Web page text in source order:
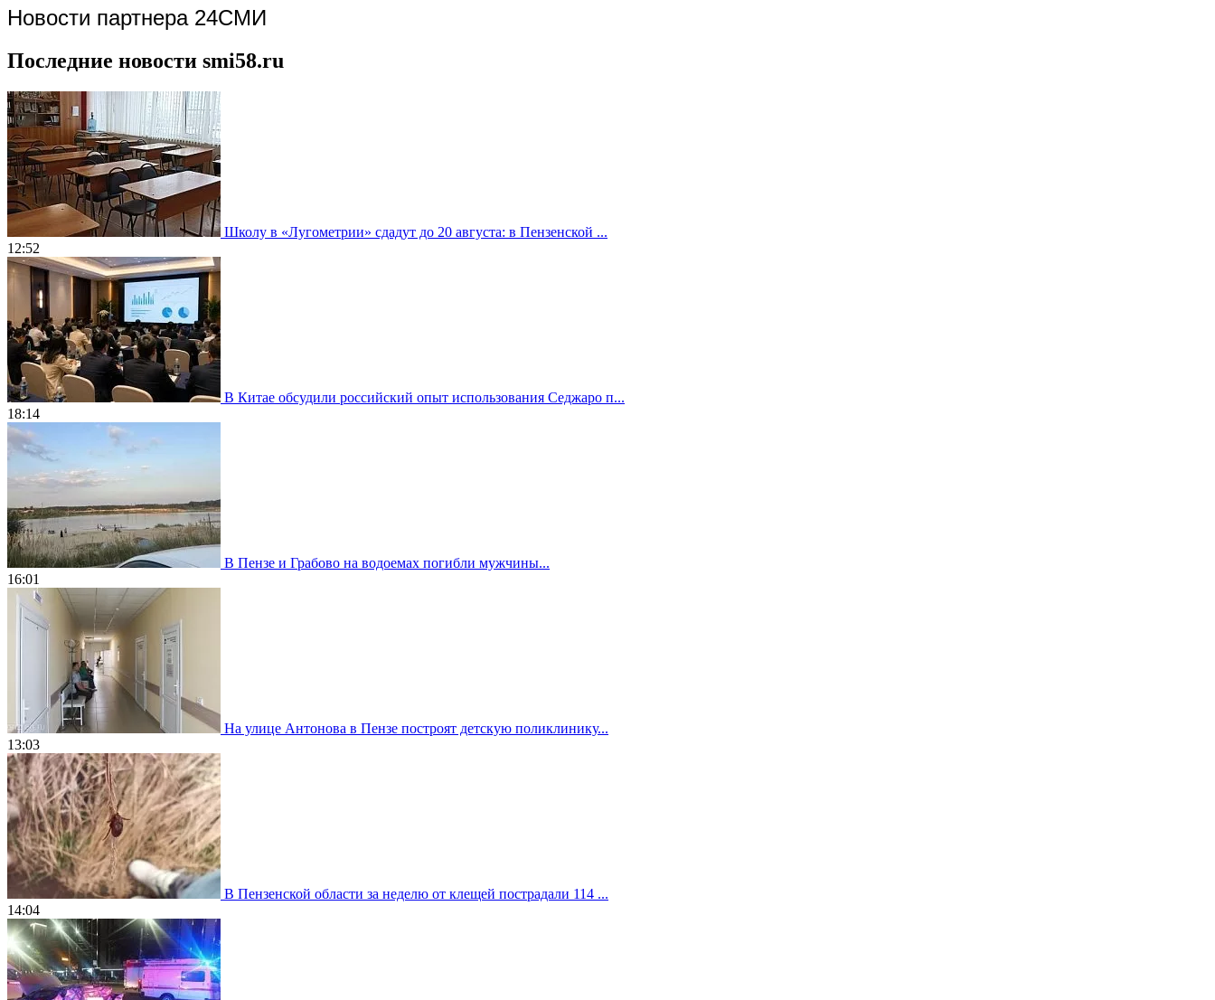
Новости партнера 24СМИ
Последние новости smi58.ru
Школу в «Лугометрии» сдадут до 20 августа: в Пензенской ...
12:52
В Китае обсудили российский опыт использования Седжаро п...
18:14
В Пензе и Грабово на водоемах погибли мужчины...
16:01
На улице Антонова в Пензе построят детскую поликлинику...
13:03
В Пензенской области за неделю от клещей пострадали 114 ...
14:04